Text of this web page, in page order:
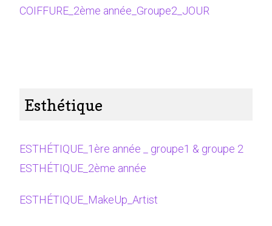
COIFFURE_2ème année_Groupe2_JOUR
Esthétique
ESTHÉTIQUE_1ère année _ groupe1 & groupe 2
ESTHÉTIQUE_2ème année
ESTHÉTIQUE_MakeUp_Artist